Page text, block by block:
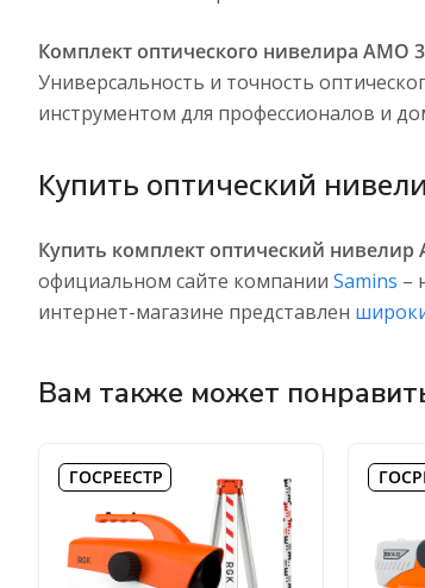
Комплект оптического нивелира AMO
Универсальность и точность
инструментом для профессионалов и
Купить оптический
Купить комплект оптический нивелир
официальном сайте компании Samins –
интернет-магазине представлен
Вам также может
ГОСРЕЕСТР